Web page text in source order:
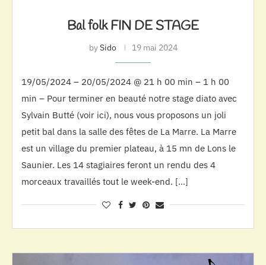
Bal folk FIN DE STAGE
bySido 19 mai 2024
19/05/2024 – 20/05/2024 @ 21 h 00 min – 1 h 00
min – Pour terminer en beauté notre stage diato avec
Sylvain Butté (voir ici), nous vous proposons un joli
petit bal dans la salle des fêtes de La Marre. La Marre
est un village du premier plateau, à 15 mn de Lons le
Saunier. Les 14 stagiaires feront un rendu des 4
morceaux travaillés tout le week-end. […]